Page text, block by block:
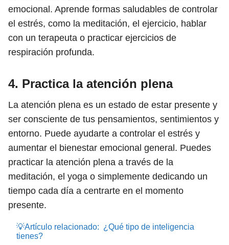
emocional. Aprende formas saludables de controlar
el estrés, como la meditación, el ejercicio, hablar
con un terapeuta o practicar ejercicios de
respiración profunda.
4. Practica la atención plena
La atención plena es un estado de estar presente y
ser consciente de tus pensamientos, sentimientos y
entorno. Puede ayudarte a controlar el estrés y
aumentar el bienestar emocional general. Puedes
practicar la atención plena a través de la
meditación, el yoga o simplemente dedicando un
tiempo cada día a centrarte en el momento
presente.
💡Artículo relacionado: ¿Qué tipo de inteligencia
tienes?